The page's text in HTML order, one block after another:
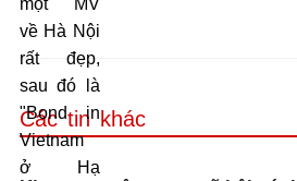
một MV
về Hà Nội
rất đẹp,
sau đó là
"Bond in
Vietnam
ở Hạ
Các tin khác